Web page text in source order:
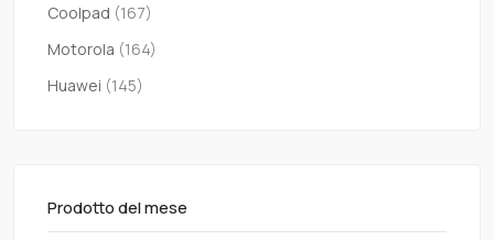
Coolpad (167)
Motorola (164)
Huawei (145)
Prodotto del mese